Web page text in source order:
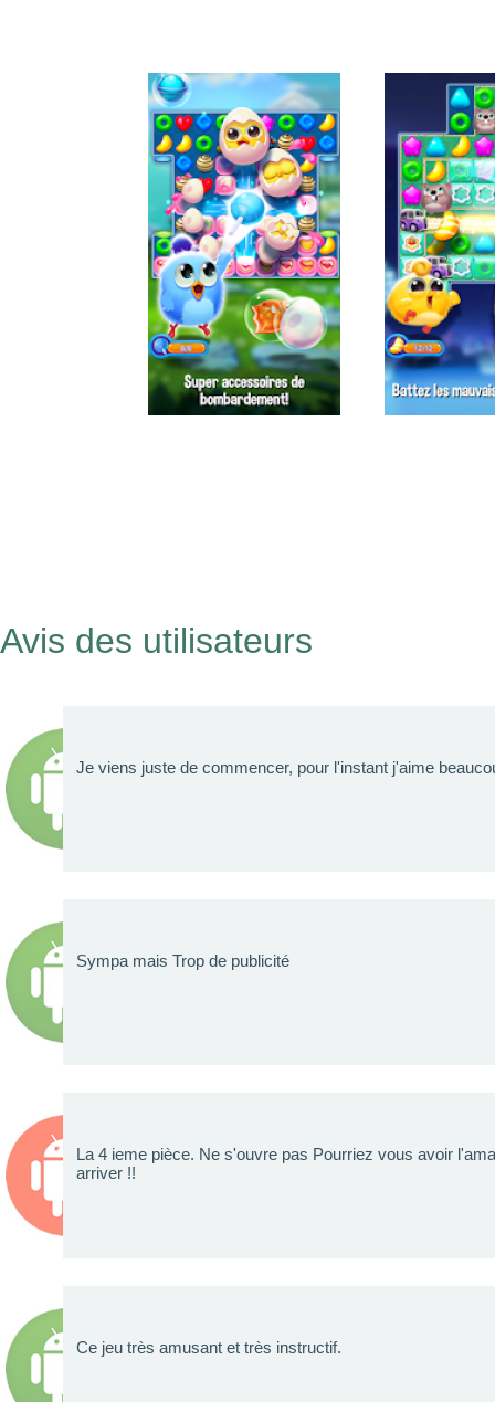
Avis des utilisateurs
Je viens juste de commencer, pour l'instant j'aime
Sympa mais Trop de publicité
La 4 ieme pièce. Ne s'ouvre pas Pourriez vous avoir
arriver !!
Ce jeu très amusant et très instructif.